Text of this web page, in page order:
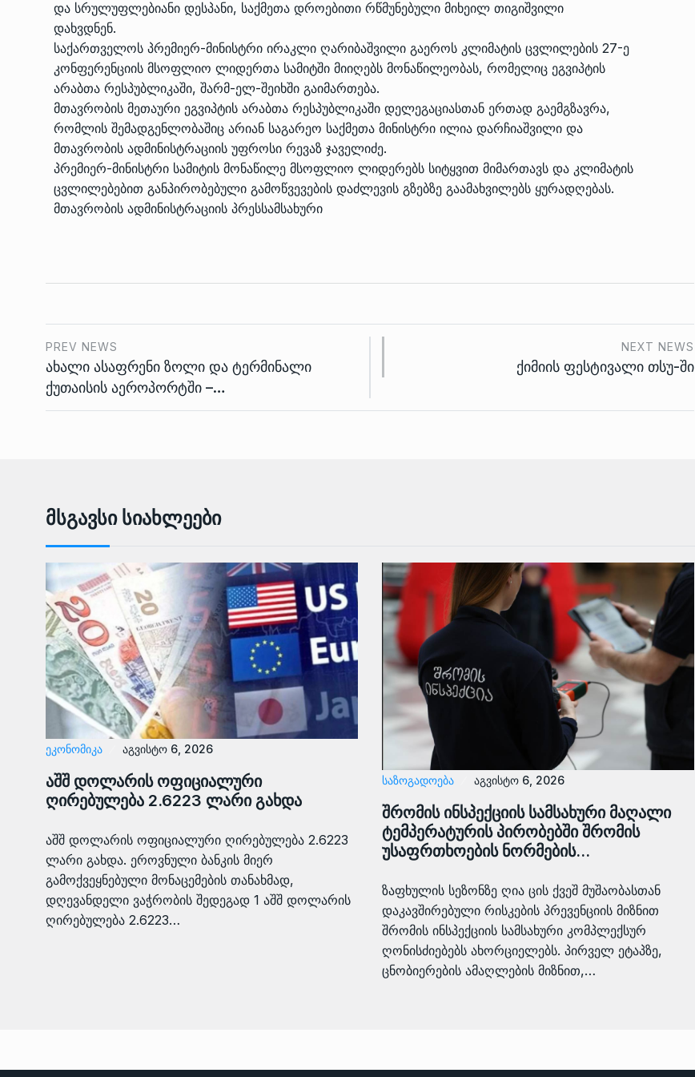
და სრულუფლებიანი დესპანი, საქმეთა დროებითი რწმუნებული მიხეილ თიგიშვილი
დახვდნენ.
საქართველოს პრემიერ-მინისტრი ირაკლი ღარიბაშვილი გაეროს კლიმატის ცვლილების 27-ე
კონფერენციის მსოფლიო ლიდერთა სამიტში მიიღებს მონაწილეობას, რომელიც ეგვიპტის
არაბთა რესპუბლიკაში, შარმ-ელ-შეიხში გაიმართება.
მთავრობის მეთაური ეგვიპტის არაბთა რესპუბლიკაში დელეგაციასთან ერთად გაემგზავრა,
რომლის შემადგენლობაშიც არიან საგარეო საქმეთა მინისტრი ილია დარჩიაშვილი და
მთავრობის ადმინისტრაციის უფროსი რევაზ ჯაველიძე.
პრემიერ-მინისტრი სამიტის მონაწილე მსოფლიო ლიდერებს სიტყვით მიმართავს და კლიმატის
ცვლილებებით განპირობებული გამოწვევების დაძლევის გზებზე გაამახვილებს ყურადღებას.
მთავრობის ადმინისტრაციის პრესსამსახური
PREV NEWS
ახალი ასაფრენი ზოლი და ტერმინალი
ქუთაისის აეროპორტში –…
NEXT NEWS
ქიმიის ფესტივალი თსუ-ში
Მსგავსი Სიახლეები
ᲔᲙᲝᲜᲝᲛᲘᲙᲐ აგვისტო 6, 2026
აშშ დოლარის ოფიციალური
ღირებულება 2.6223 ლარი გახდა
აშშ დოლარის ოფიციალური ღირებულება 2.6223
ლარი გახდა. ეროვნული ბანკის მიერ
გამოქვეყნებული მონაცემების თანახმად,
დღევანდელი ვაჭრობის შედეგად 1 აშშ დოლარის
ღირებულება 2.6223…
ᲡᲐᲖᲝᲒᲐᲓᲝᲔᲑᲐ აგვისტო 6, 2026
შრომის ინსპექციის სამსახური მაღალი
ტემპერატურის პირობებში შრომის
უსაფრთხოების ნორმების…
ზაფხულის სეზონზე ღია ცის ქვეშ მუშაობასთან
დაკავშირებული რისკების პრევენციის მიზნით
შრომის ინსპექციის სამსახური კომპლექსურ
ღონისძიებებს ახორციელებს. პირველ ეტაპზე,
ცნობიერების ამაღლების მიზნით,…